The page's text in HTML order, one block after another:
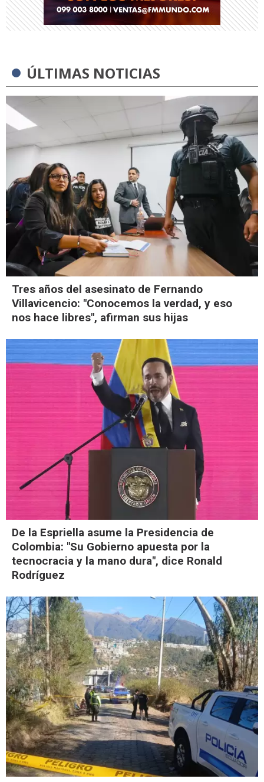
ÚLTIMAS NOTICIAS
Tres años del asesinato de Fernando
Villavicencio: "Conocemos la verdad, y eso
nos hace libres", afirman sus hijas
De la Espriella asume la Presidencia de
Colombia: "Su Gobierno apuesta por la
tecnocracia y la mano dura", dice Ronald
Rodríguez